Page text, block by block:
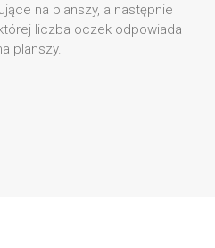
na planszy, a następnie
liczba oczek odpowiada
planszy.